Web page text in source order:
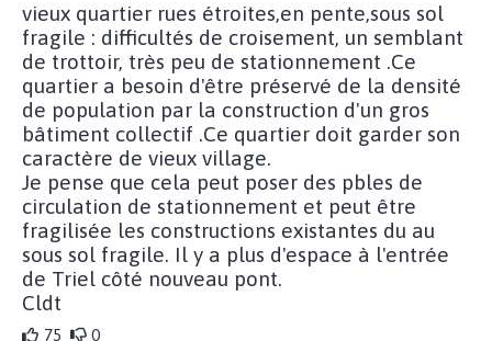
vieux quartier rues étroites,en pente,sous sol
fragile : difficultés de croisement, un semblant
de trottoir, très peu de stationnement .Ce
quartier a besoin d'être préservé de la densité
de population par la construction d'un gros
bâtiment collectif .Ce quartier doit garder son
caractère de vieux village.
Je pense que cela peut poser des pbles de
circulation de stationnement et peut être
fragilisée les constructions existantes du au
sous sol fragile. Il y a plus d'espace à l'entrée
de Triel côté nouveau pont.
Cldt
75 0